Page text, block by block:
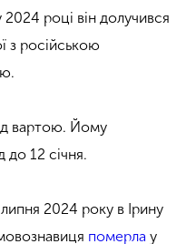
році він долучився
з російською
вартою. Йому
до 12 січня.
2024 року в Ірину
померла у